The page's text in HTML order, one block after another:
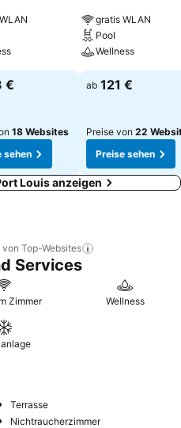
€
18 Websites
sehen
gratis WLAN
Pool
Wellness
ab 121 €
Preise von 22
Preise sehen
Louis anzeigen
von Top-Websites
Services
Zimmer Wellness
Terrasse
Nichtraucherzimmer